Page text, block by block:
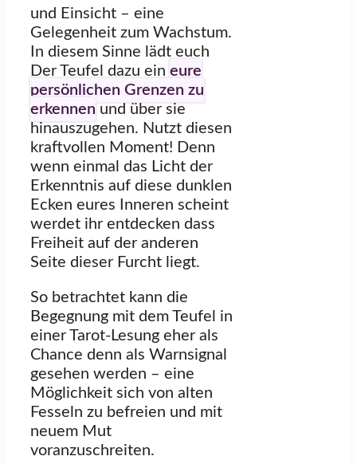
und Einsicht – eine
Gelegenheit zum Wachstum.
In diesem Sinne lädt euch
Der Teufel dazu ein eure
persönlichen Grenzen zu
erkennen und über sie
hinauszugehen. Nutzt diesen
kraftvollen Moment! Denn
wenn einmal das Licht der
Erkenntnis auf diese dunklen
Ecken eures Inneren scheint
werdet ihr entdecken dass
Freiheit auf der anderen
Seite dieser Furcht liegt.
So betrachtet kann die
Begegnung mit dem Teufel in
einer Tarot-Lesung eher als
Chance denn als Warnsignal
gesehen werden – eine
Möglichkeit sich von alten
Fesseln zu befreien und mit
neuem Mut
voranzuschreiten.